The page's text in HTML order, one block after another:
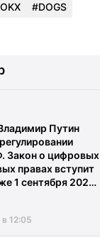
#DOGS
Путин
Закон о цифровых
правах вступит
1 сентября 2026
года
быть
ЦБ и иметь
12:05